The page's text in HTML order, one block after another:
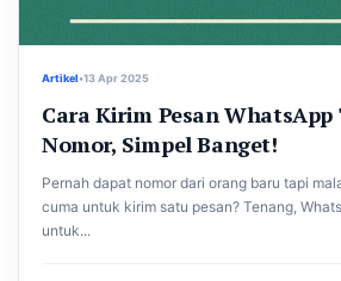
Artikel•13 Apr 2025
Cara Kirim Pesan
Nomor, Simpel Banget!
Pernah dapat nomor dari orang baru tapi
cuma untuk kirim satu pesan? Tenang,
untuk...